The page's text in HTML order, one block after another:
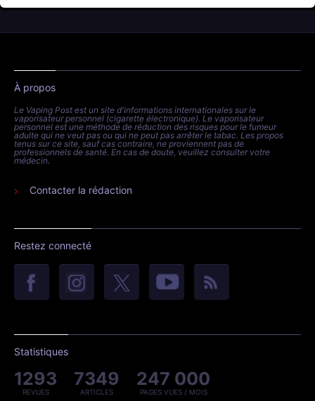
À propos
Le Vaping Post est un site d'informations internationales sur le
vaporisateur personnel (cigarette électronique). Le vaporisateur
personnel est une méthode de réduction des risques pour le fumeur
adulte qui ne veut pas ou qui ne peut pas arrêter le tabac. Les propos
tenus sur ce site, sauf cas contraire, ne proviennent pas de
professionnels de santé. En cas de doute, veuillez consulter votre
médecin.
Contacter la rédaction
Restez connecté
Statistiques
1293
REVUES
7349
ARTICLES
247 000
PAGES VUES / MOIS